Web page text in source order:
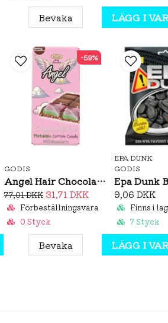
Bevaka LÄGG I
GODIS
Angel Hair Chocolate Original Taste 100g
77,01 DKK 31,71 DKK
Förbeställningsvara
0 Styck
Bevaka
-59%
EPA DUNK
GODIS
9,06 DKK
Finns i
7 Styck
LÄGG I